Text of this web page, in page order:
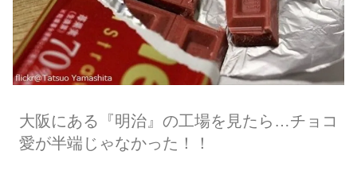
大阪にある『明治』の工場を見たら…チョコ
愛が半端じゃなかった！！